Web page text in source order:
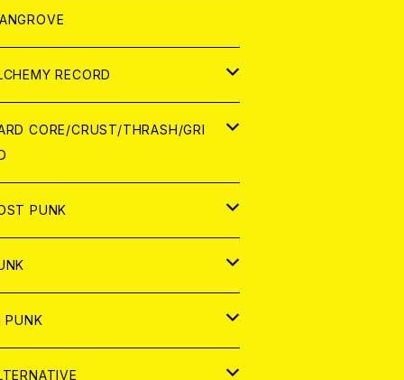
レル
ログ
CONTENTS
RECORD
CORE/CRUST/THRASH/GRI
PUNK
PUNK